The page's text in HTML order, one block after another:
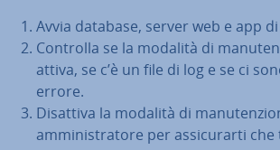
Avvia database, server web e app
Controlla se la modalità di
attiva, se c’è un file di log e se ci
errore.
Disattiva la modalità di
am­mi­ni­stra­to­re per as­si­cu­rar­ti